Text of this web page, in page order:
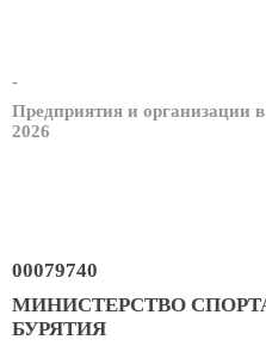
-
Предприятия и организации
2026
00079740
МИНИСТЕРСТВО
БУРЯТИЯ